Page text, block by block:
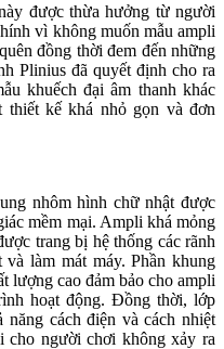
được thừa hưởng từ người
vì không muốn mẫu ampli
đồng thời đem đến những
Plinius đã quyết định cho ra
khuếch đại âm thanh khác
thiết kế khá nhỏ gọn và đơn
nhôm hình chữ nhật được
mềm mại. Ampli khá mỏng
trang bị hệ thống các rãnh
làm mát máy. Phần khung
lượng cao đảm bảo cho ampli
hoạt động. Đồng thời, lớp
cách điện và cách nhiệt
cho người chơi không xảy ra